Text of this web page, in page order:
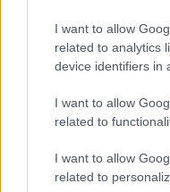
I want to allow
related to analytics
device identifiers in
I want to allow
related to
I want to allow
related to